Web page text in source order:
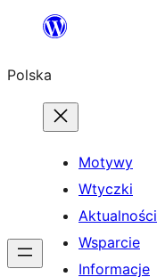
Przejdź
treści
Polska
Motywy
Wtyczki
Aktualności
Wsparcie
Informacje